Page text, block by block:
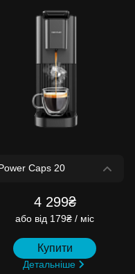
4 299₴
або від 179₴ / міс
Купити
Детальніше